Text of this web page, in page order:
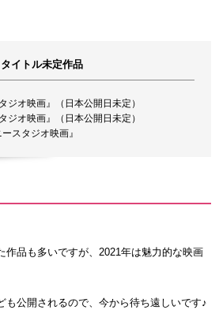
タイトル未定作品
ジオ映画』（日本公開日未定）
ジオ映画』（日本公開日未定）
スタジオ映画』
作品も多いですが、2021年は魅力的な映画
も公開されるので、今から待ち遠しいです♪